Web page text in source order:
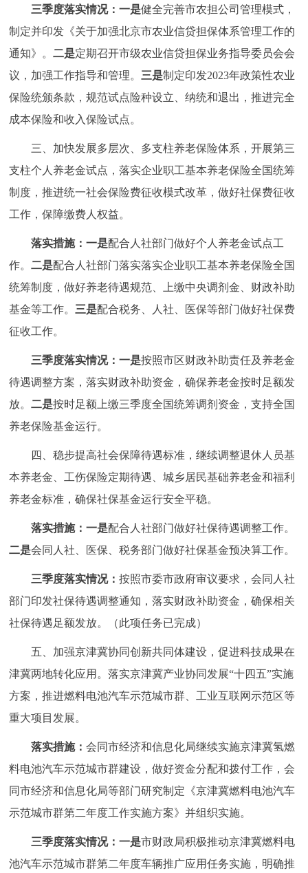
三季度落实情况：一是健全完善市农担公司管理模式，
制定并印发《关于加强北京市农业信贷担保体系管理工作的
通知》。二是定期召开市级农业信贷担保业务指导委员会会
议，加强工作指导和管理。 三是制定印发2023年政策性农业
保险统颁条款，规范试点险种设立、纳统和退出，推进完全
成本保险和收入保险试点。
三、加快发展多层次、多支柱养老保险体系，开展第三
支柱个人养老金试点，落实企业职工基本养老保险全国统筹
制度，推进统一社会保险费征收模式改革，做好社保费征收
工作，保障缴费人权益。
落实措施：一是配合人社部门做好个人养老金试点工
作。二是配合人社部门落实落实企业职工基本养老保险全国
统筹制度，做好养老待遇规范、上缴中央调剂金、财政补助
基金等工作。 三是配合税务、人社、医保等部门做好社保费
征收工作。
三季度落实情况：一是按照市区财政补助责任及养老金
待遇调整方案，落实财政补助资金，确保养老金按时足额发
放。二是按时足额上缴三季度全国统筹调剂资金，支持全国
养老保险基金运行。
四、稳步提高社会保障待遇标准，继续调整退休人员基
本养老金、工伤保险定期待遇、城乡居民基础养老金和福利
养老金标准，确保社保基金运行安全平稳。
落实措施：一是配合人社部门做好社保待遇调整工作。
二是会同人社、医保、税务部门做好社保基金预决算工作。
三季度落实情况：按照市委市政府审议要求，会同人社
部门印发社保待遇调整通知，落实财政补助资金，确保相关
社保待遇足额发放。（此项任务已完成）
五、加强京津冀协同创新共同体建设，促进科技成果在
津冀两地转化应用。落实京津冀产业协同发展“十四五”实施
方案，推进燃料电池汽车示范城市群、工业互联网示范区等
重大项目发展。
落实措施：会同市经济和信息化局继续实施京津冀氢燃
料电池汽车示范城市群建设，做好资金分配和拨付工作，会
同市经济和信息化局等部门研究制定《京津冀燃料电池汽车
示范城市群第二年度工作实施方案》并组织实施。
三季度落实情况：一是市财政局积极推动京津冀燃料电
池汽车示范城市群第二年度车辆推广应用任务实施，明确推